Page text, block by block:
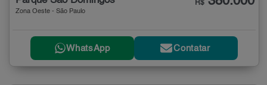
Zona Oeste - São Paulo
R$
WhatsApp Contatar